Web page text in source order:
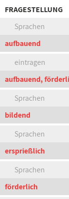
FRAGESTELLUNG
Sprachen
aufbauend
eintragen
aufbauend,
Sprachen
bildend
Sprachen
ersprießlich
Sprachen
förderlich